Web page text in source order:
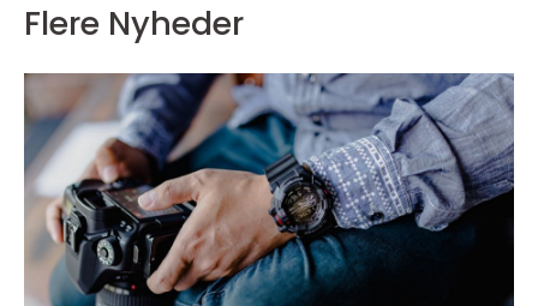
Flere Nyheder